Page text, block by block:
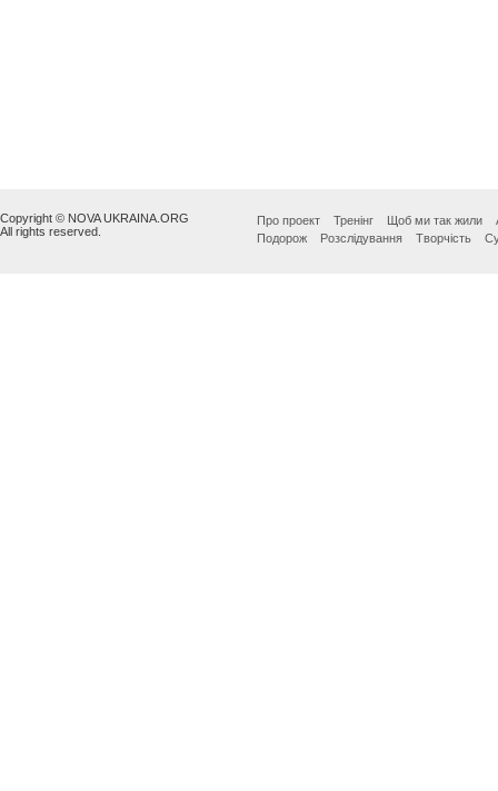
Copyright © NOVA UKRAINA.ORG
All rights reserved.
Про проект Тренінг Щоб ми так жили
Подорож
Розслідування Творчість